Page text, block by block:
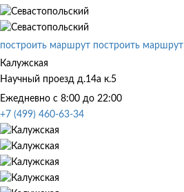
построить маршрут построить маршрут
Калужская
Научный проезд д.14а к.5
Ежедневно с 8:00 до 22:00
+7 (499) 460-63-34